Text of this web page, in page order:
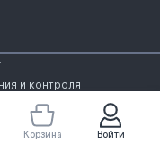
Войти
Корзина
и контроля